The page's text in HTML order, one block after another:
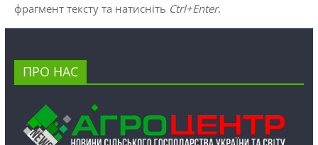
фрагмент тексту та натисніть Ctrl+Enter.
ПРО НАС